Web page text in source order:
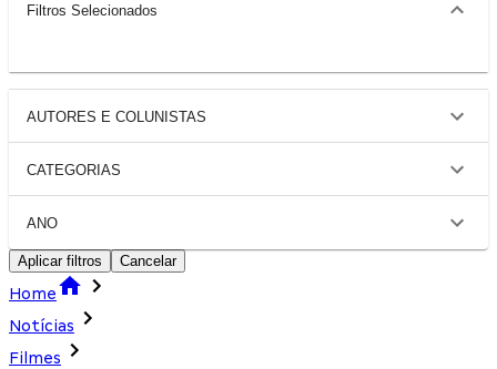
Filtros Selecionados
AUTORES E COLUNISTAS
CATEGORIAS
ANO
Aplicar filtros Cancelar
Home
Notícias
Filmes